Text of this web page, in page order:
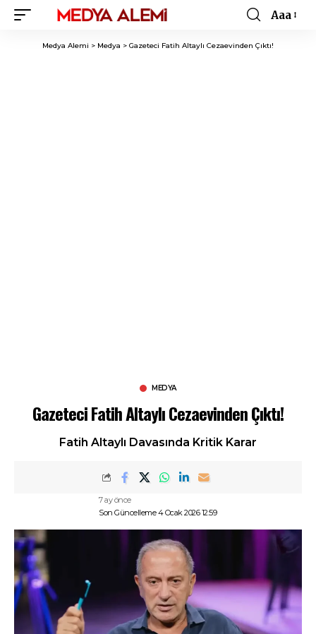
Font
Resizer
Aaa
Medya Alemi > Medya > Gazeteci Fatih Altaylı Cezaevinden Çıktı!
MEDYA
Gazeteci Fatih Altaylı Cezaevinden Çıktı!
Fatih Altaylı Davasında Kritik Karar
Son Güncelleme 4 Ocak 2026 12:59
7 ay önce